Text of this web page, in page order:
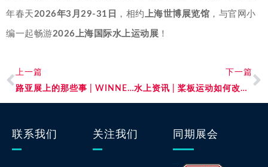
年春天2026年3月29-31日 ，相约上海世博展览馆 ，与官网小
编一起畅游2026上海国际水上运动展 ！
上一篇
路亚展上的那些事 | WINNER Kayak，以“丝滑”征服全球水域！
下一篇
水上资讯 | 桨板运动如何改变你的身心
联系我们 关注我们 同期展会